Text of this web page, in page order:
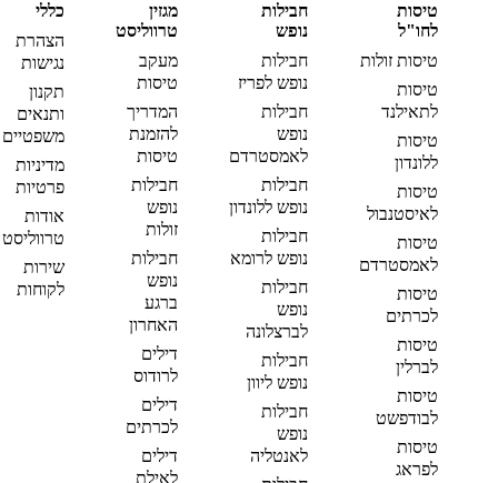
טיסות
לחו"ל
טיסות זולות
טיסות
לתאילנד
טיסות
ללונדון
טיסות
לאיסטנבול
טיסות
לאמסטרדם
טיסות
לכרתים
טיסות
לברלין
טיסות
לבודפשט
טיסות
לפראג
חבילות
נופש
חבילות
נופש לפריז
חבילות
נופש
לאמסטרדם
חבילות
נופש ללונדון
חבילות
נופש לרומא
חבילות
נופש
לברצלונה
חבילות
נופש ליוון
חבילות
נופש
לאנטליה
מגזין
טרווליסט
מעקב
טיסות
המדריך
להזמנת
טיסות
חבילות
נופש
זולות
חבילות
נופש
ברגע
האחרון
דילים
לרודוס
דילים
לכרתים
דילים
לאילת
כללי
הצהרת
נגישות
תקנון
ותנאים
משפטיים
מדיניות
פרטיות
אודות
טרווליסט
שירות
לקוחות